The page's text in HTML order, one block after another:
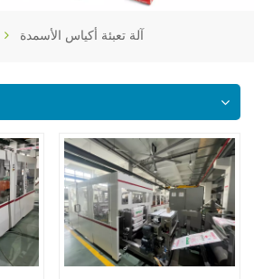
آلة تعبئة أكياس الأسمدة